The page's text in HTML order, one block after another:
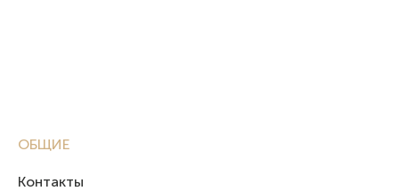
ОБЩИЕ
Контакты